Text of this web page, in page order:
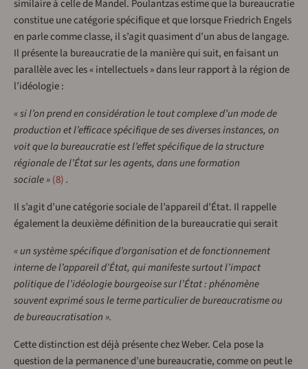
similaire à celle de Mandel. Poulantzas estime que la bureaucratie
constitue une catégorie spécifique et que lorsque Friedrich Engels
en parle comme classe, il s’agit quasiment d’un abus de langage.
Il présente la bureaucratie de la manière qui suit, en faisant un
parallèle avec les « intellectuels » dans leur rapport à la région de
l’idéologie :
« si l’on prend en considération le tout complexe d’un mode de
production et l’efficace spécifique de ses diverses instances, on
voit que la bureaucratie est l’effet spécifique de la structure
régionale de l’État sur les agents, dans une formation
sociale » 8 .
Il s’agit d’une catégorie sociale de l’appareil d’État. Il rappelle
également la deuxième définition de la bureaucratie qui serait
« un système spécifique d’organisation et de fonctionnement
interne de l’appareil d’État, qui manifeste surtout l’impact
politique de l’idéologie bourgeoise sur l’État : phénomène
souvent exprimé sous le terme particulier de bureaucratisme ou
de bureaucratisation ».
Cette distinction est déjà présente chez Weber. Cela pose la
question de la permanence d’une bureaucratie, comme on peut le